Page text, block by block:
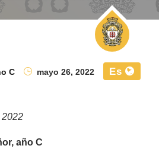
C mayo 26, 2022 Es
año C